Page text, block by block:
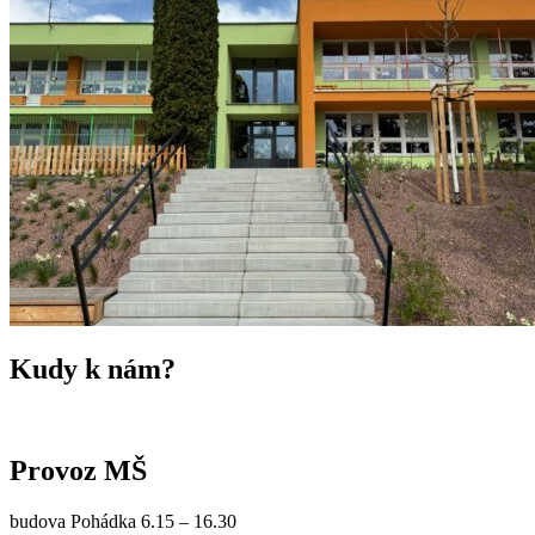
Kudy k nám?
Provoz MŠ
budova Pohádka 6.15 – 16.30